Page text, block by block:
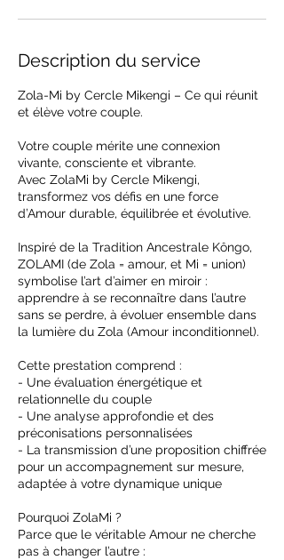
Description du service
Zola-Mi by Cercle Mikengi – Ce qui réunit
et élève votre couple.
Votre couple mérite une connexion
vivante, consciente et vibrante.
Avec ZolaMi by Cercle Mikengi,
transformez vos défis en une force
d’Amour durable, équilibrée et évolutive.
Inspiré de la Tradition Ancestrale Kôngo,
ZOLAMI (de Zola = amour, et Mi = union)
symbolise l’art d’aimer en miroir :
apprendre à se reconnaître dans l’autre
sans se perdre, à évoluer ensemble dans
la lumière du Zola (Amour inconditionnel).
Cette prestation comprend :
- Une évaluation énergétique et
relationnelle du couple
- Une analyse approfondie et des
préconisations personnalisées
- La transmission d’une proposition chiffrée
pour un accompagnement sur mesure,
adaptée à votre dynamique unique
Pourquoi ZolaMi ?
Parce que le véritable Amour ne cherche
pas à changer l’autre :